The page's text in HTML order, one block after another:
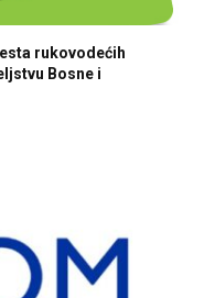
rukovodećih
Bosne i